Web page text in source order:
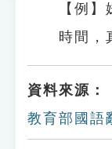
【例
時間，
資料來源：
教育部國語